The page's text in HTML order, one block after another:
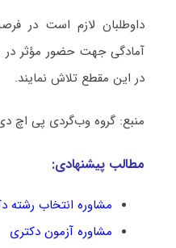
داوطلبان لازم است در
آمادگی جهت حضور مؤثر در
در این مقطع تلاش نمایند.
منبع: گروه وب‌گردی پی اچ
مطالب پیشنهادی:
مشاوره انتخاب رشته
مشاوره آزمون دکتری